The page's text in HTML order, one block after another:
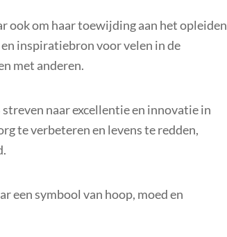
ook om haar toewijding aan het opleiden
inspiratiebron voor velen in de
met anderen.
naar excellentie en innovatie in
te verbeteren en levens te redden,
een symbool van hoop, moed en